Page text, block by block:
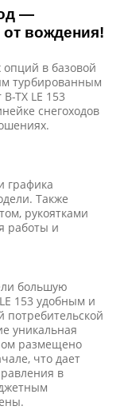
—
вождения!
в базовой
турбированным
TX LE 153
снегоходов
графика
Также
рукоятками
работы и
большую
153 удобным и
уникальная
размещено
что дает
в